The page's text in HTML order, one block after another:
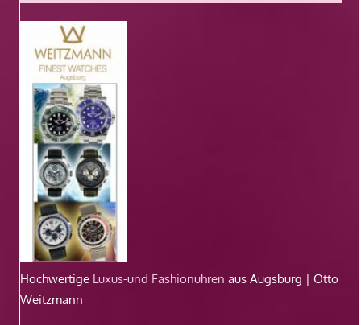
Hochwertige Luxus-und Fashionuhren aus Augsburg | Otto
Weitzmann